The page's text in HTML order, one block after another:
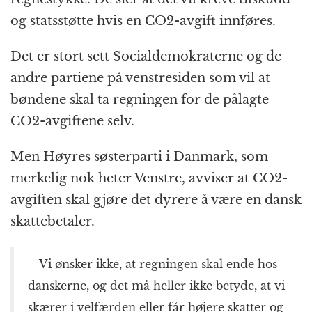
og statsstøtte hvis en CO2-avgift innføres.
Det er stort sett Socialdemokraterne og de
andre partiene på venstresiden som vil at
bøndene skal ta regningen for de pålagte
CO2-avgiftene selv.
Men Høyres søsterparti i Danmark, som
merkelig nok heter Venstre, avviser at CO2-
avgiften skal gjøre det dyrere å være en dansk
skattebetaler.
– Vi ønsker ikke, at regningen skal ende hos
danskerne, og det må heller ikke betyde, at vi
skærer i velfærden eller får højere skatter og